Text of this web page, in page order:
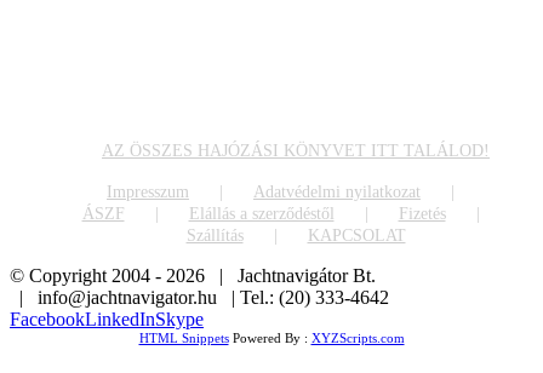
AZ ÖSSZES HAJÓZÁSI KÖNYVET ITT TALÁLOD!
Impresszum
Adatvédelmi nyilatkozat
ÁSZF
Elállás a szerződéstől
Fizetés
Szállítás
KAPCSOLAT
© Copyright 2004 - 2026 | Jachtnavigátor Bt.
| info@jachtnavigator.hu | Tel.: (20) 333-4642
FacebookLinkedInSkype
HTML SnippetsPowered By : XYZScripts.com